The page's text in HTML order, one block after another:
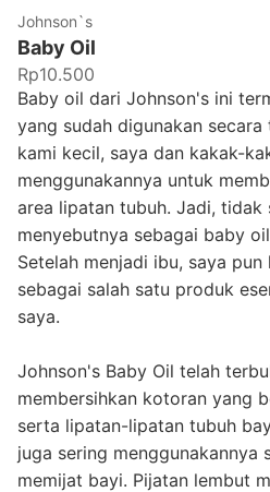
Johnson`s
Baby Oil
Rp10.500
Baby oil dari Johnson's ini
yang sudah digunakan secara
kami kecil, saya dan kakak-
menggunakannya untuk
area lipatan tubuh. Jadi, tidak
menyebutnya sebagai baby
Setelah menjadi ibu, saya
sebagai salah satu produk
saya.
Johnson's Baby Oil telah
membersihkan kotoran yang
serta lipatan-lipatan tubuh
juga sering menggunakannya
memijat bayi. Pijatan lembut